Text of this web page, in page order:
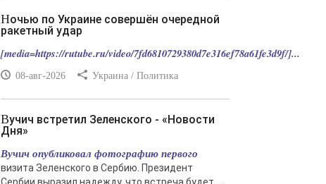
Ночью по Украине совершён очередной
ракетный удар
[media=https://rutube.ru/video/7fd6810729380d7e316ef78a61fe3d9f/]...
08-авг-2026 Украина / Политика
Вучич встретил Зеленского - «Новости
Дня»
Вучич опубликовал фотографию первого
визита Зеленского в Сербию. Президент